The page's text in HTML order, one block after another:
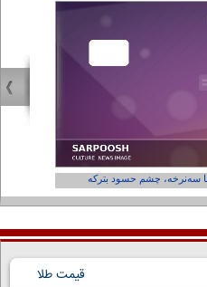
ما سه‌نرخه، چشم حسود بترکه
قیمت طلا